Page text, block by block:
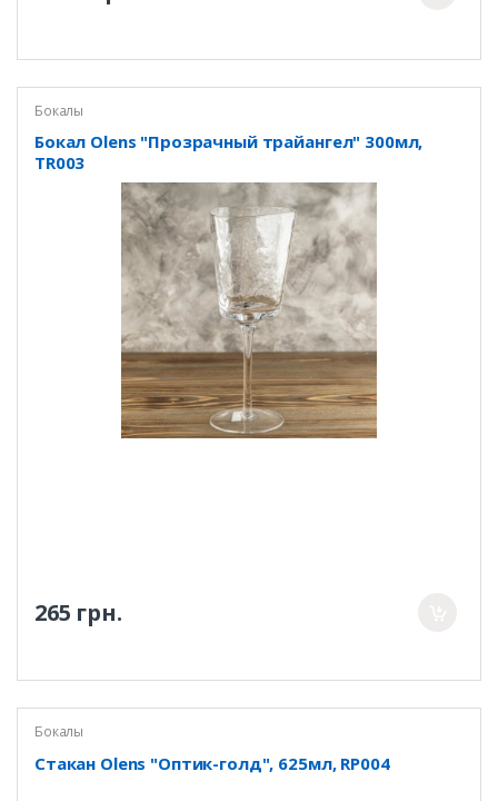
Бокалы
Бокал Olens "Прозрачный трайангел" 300мл,
TR003
265 грн.
Бокалы
Стакан Olens "Оптик-голд", 625мл, RP004